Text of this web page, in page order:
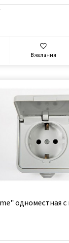
В желания
одноместная с